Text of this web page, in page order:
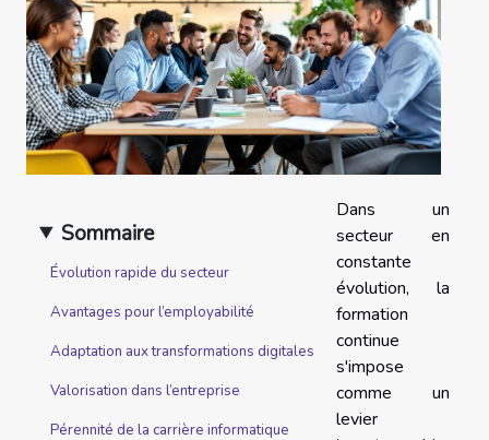
Sommaire
Évolution rapide du secteur
Avantages pour l’employabilité
Adaptation aux transformations digitales
Valorisation dans l’entreprise
Pérennité de la carrière informatique
Dans un
secteur en
constante
évolution, la
formation
continue
s'impose
comme un
levier